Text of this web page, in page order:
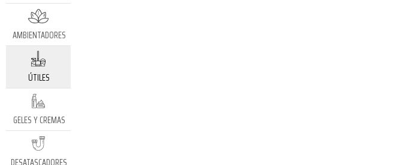
AMBIENTADORES
ÚTILES
GELES Y CREMAS